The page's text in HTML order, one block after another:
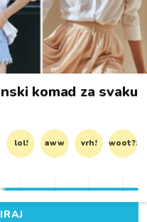
komad za svaku
lol! aww vrh! woot?!